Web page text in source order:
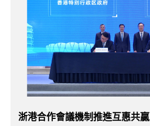
浙港合作會議機制推進互惠共贏